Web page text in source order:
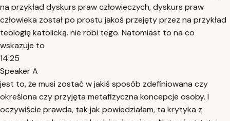
na przykład dyskurs praw człowieczych, dyskurs praw
człowieka został po prostu jakoś przejęty przez na przykład
teologię katolicką. nie robi tego. Natomiast to na co
wskazuje to
14:25
Speaker A
jest to, że musi zostać w jakiś sposób zdefiniowana czy
określona czy przyjęta metafizyczna koncepcje osoby. I
oczywiście prawda, tak jak powiedziałam, ta krytyka z